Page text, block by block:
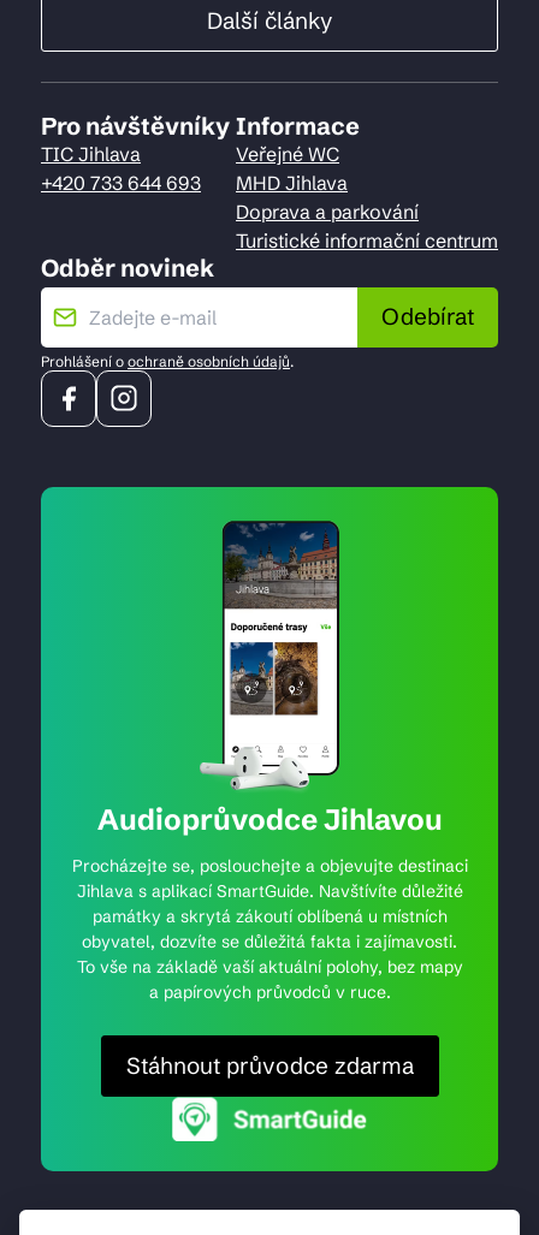
Další články
Pro návštěvníky
TIC Jihlava
+420 733 644 693
Informace
Veřejné WC
MHD Jihlava
Doprava a parkování
Turistické informační centrum
Odběr novinek
Odebírat
Prohlášení o ochraně osobních údajů.
Audioprůvodce Jihlavou
Procházejte se, poslouchejte a objevujte destinaci
Jihlava s aplikací SmartGuide. Navštívíte důležité
památky a skrytá zákoutí oblíbená u místních
obyvatel, dozvíte se důležitá fakta i zajímavosti.
To vše na základě vaší aktuální polohy, bez mapy
a papírových průvodců v ruce.
Stáhnout průvodce zdarma